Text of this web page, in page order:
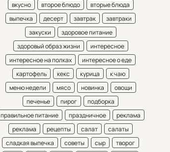
вкусно
второе блюдо
вторые блюда
выпечка
десерт завтрак
завтраки
закуски
здоровое питание
здоровый образ жизни
интересное
интересное на полках
интересное о еде
картофель
кекс курица
к чаю
меню недели
мясо новинка
овощи
печенье
пирог
подборка
правильное питание
праздничное
реклама
реклама
рецепты салат
салаты
сладкая выпечка
советы сыр
творог